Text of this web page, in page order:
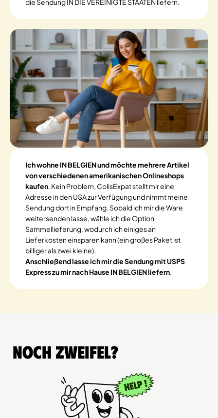
die Sendung IN DIE VEREINIGTE STAATEN liefern.
Ich wohne IN BELGIEN und möchte mehrere Artikel
von verschiedenen amerikanischen Onlineshops
kaufen. Kein Problem, ColisExpat stellt mir eine
Adresse in den USA zur Verfügung und nimmt meine
Sendung dort in Empfang. Sobald ich mir die Ware
weitersenden lasse, wähle ich die Option
Sammellieferung, wodurch ich einiges an
Lieferkosten einsparen kann (ein großes Paket ist
billiger als zwei kleine).
Anschließend lasse ich mir die Sendung mit USPS
Express zu mir nach Hause IN BELGIEN liefern.
Noch Zweifel?